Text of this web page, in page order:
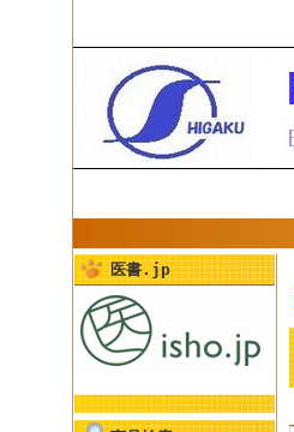
医書.jp